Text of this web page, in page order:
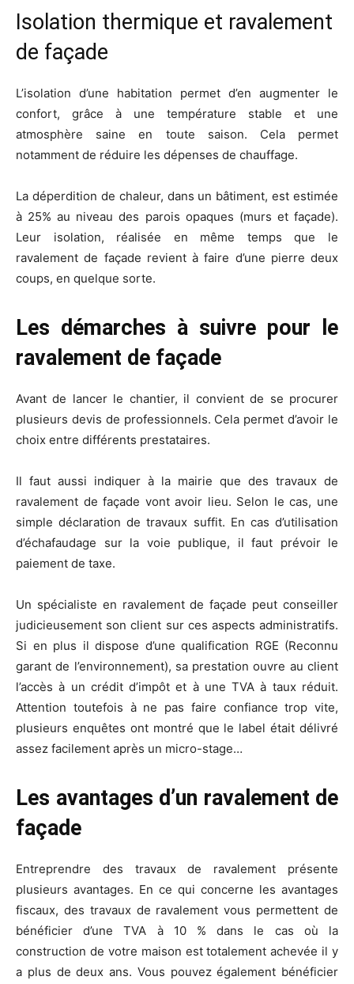
Isolation thermique et ravalement
de façade
L’isolation d’une habitation permet d’en augmenter le
confort, grâce à une température stable et une
atmosphère saine en toute saison. Cela permet
notamment de réduire les dépenses de chauffage.
La déperdition de chaleur, dans un bâtiment, est estimée
à 25% au niveau des parois opaques (murs et façade).
Leur isolation, réalisée en même temps que le
ravalement de façade revient à faire d’une pierre deux
coups, en quelque sorte.
Les démarches à suivre pour le
ravalement de façade
Avant de lancer le chantier, il convient de se procurer
plusieurs devis de professionnels. Cela permet d’avoir le
choix entre différents prestataires.
Il faut aussi indiquer à la mairie que des travaux de
ravalement de façade vont avoir lieu. Selon le cas, une
simple déclaration de travaux suffit. En cas d’utilisation
d’échafaudage sur la voie publique, il faut prévoir le
paiement de taxe.
Un spécialiste en ravalement de façade peut conseiller
judicieusement son client sur ces aspects administratifs.
Si en plus il dispose d’une qualification RGE (Reconnu
garant de l’environnement), sa prestation ouvre au client
l’accès à un crédit d’impôt et à une TVA à taux réduit.
Attention toutefois à ne pas faire confiance trop vite,
plusieurs enquêtes ont montré que le label était délivré
assez facilement après un micro-stage…
Les avantages d’un ravalement de
façade
Entreprendre des travaux de ravalement présente
plusieurs avantages. En ce qui concerne les avantages
fiscaux, des travaux de ravalement vous permettent de
bénéficier d’une TVA à 10 % dans le cas où la
construction de votre maison est totalement achevée il y
a plus de deux ans. Vous pouvez également bénéficier